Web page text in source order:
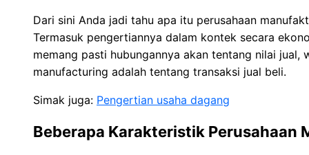
Dari sini Anda jadi tahu apa itu perusahaan
Termasuk pengertiannya dalam kontek secara
memang pasti hubungannya akan tentang nilai jual,
manufacturing adalah tentang transaksi jual beli.
Simak juga: Pengertian usaha dagang
Beberapa Karakteristik Perusahaan